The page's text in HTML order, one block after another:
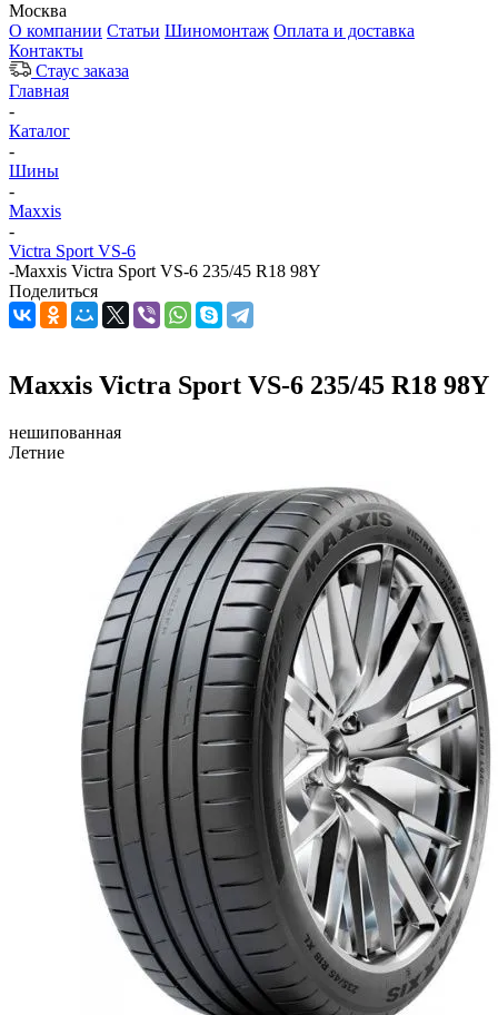
Москва
О компании Статьи Шиномонтаж Оплата и доставка
Контакты
Стаус заказа
Главная
-
Каталог
-
Шины
-
Maxxis
-
Victra Sport VS-6
-Maxxis Victra Sport VS-6 235/45 R18 98Y
Поделиться
Maxxis Victra Sport VS-6 235/45 R18 98Y
нешипованная
Летние